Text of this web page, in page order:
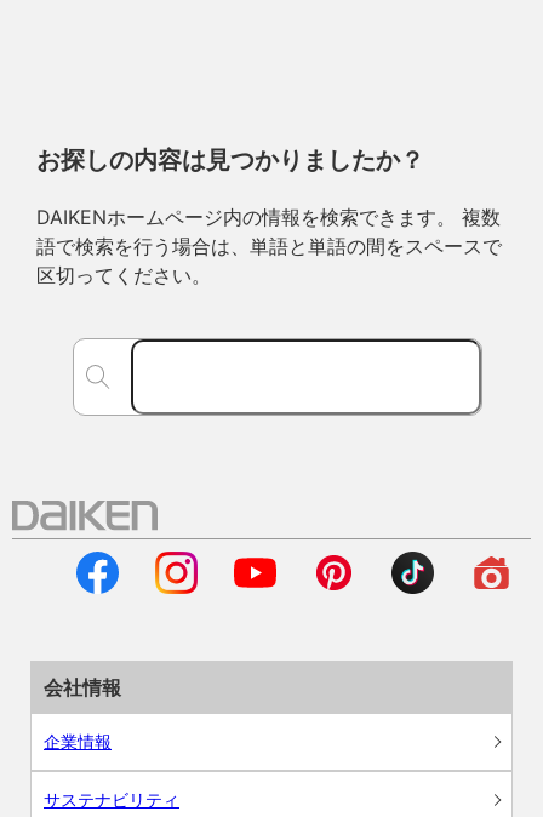
お探しの内容は見つかりましたか？
DAIKENホームページ内の情報を検索できます。 複数
語で検索を行う場合は、単語と単語の間をスペースで
区切ってください。
会社情報
企業情報
サステナビリティ